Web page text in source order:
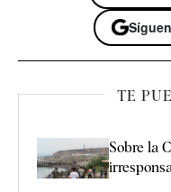
TE
Sobre la